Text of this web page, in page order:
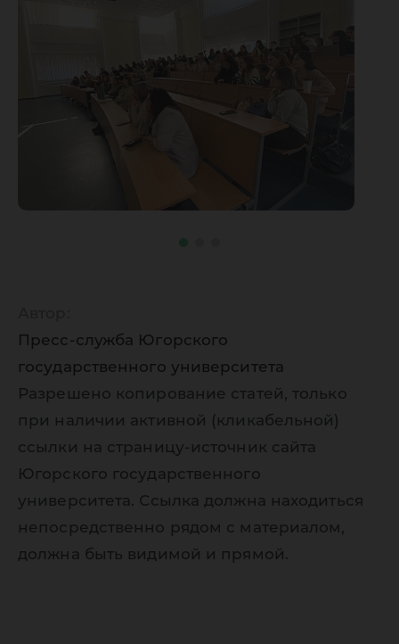
Пресс-служба Югорского
государственного университета
Разрешено копирование статей, только
при наличии активной (кликабельной)
ссылки на страницу-источник сайта
Югорского государственного
университета. Ссылка должна находиться
непосредственно рядом с материалом,
должна быть видимой и прямой.